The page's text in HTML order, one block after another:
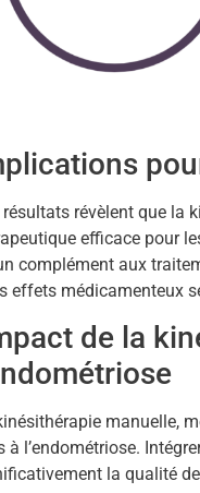
résultats révèlent que la
efficace pour
complément aux
effets médicamenteux
de la
manuelle,
à l’endométriose.
la qualité